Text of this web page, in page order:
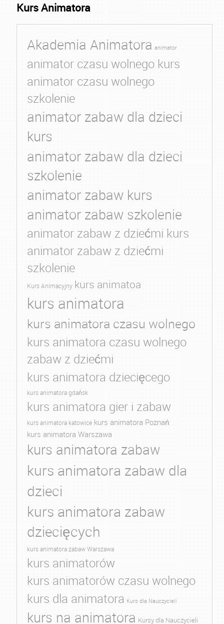
Kurs Animatora
Akademia Animatora animator
animator czasu wolnego kurs
animator czasu wolnego
szkolenie
animator zabaw dla dzieci
kurs
animator zabaw dla dzieci
szkolenie
animator zabaw kurs
animator zabaw szkolenie
animator zabaw z dziećmi kurs
animator zabaw z dziećmi
szkolenie
Kurs Animacyjny kurs animatoa
kurs animatora
kurs animatora czasu wolnego
kurs animatora czasu wolnego
zabaw z dziećmi
kurs animatora dziecięcego
kurs animatora gdańsk
kurs animatora gier i zabaw
kurs animatora katowice kurs animatora Poznań
kurs animatora Warszawa
kurs animatora zabaw
kurs animatora zabaw dla
dzieci
kurs animatora zabaw
dziecięcych
kurs animatora zabaw Warszawa
kurs animatorów
kurs animatorów czasu wolnego
kurs dla animatora Kurs dla Nauczycieli
kurs na animatora Kursy dla Nauczycieli